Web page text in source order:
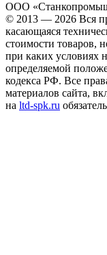
ООО
© 2013 — 2026 Вся
касающаяся
стоимости товаров,
при каких условиях
определяемой
кодекса РФ. Все
материалов сайта,
на ltd-spk.ru